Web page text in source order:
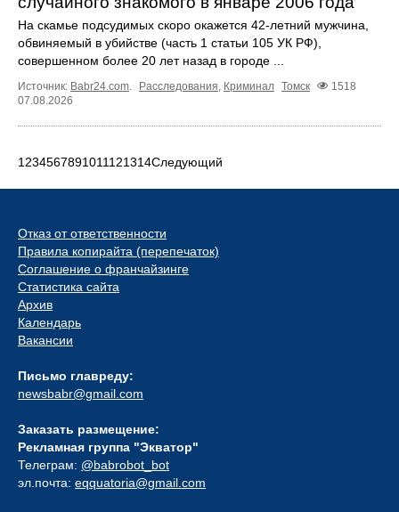
На скамье подсудимых скоро окажется 42-летний мужчина,
обвиняемый в убийстве (часть 1 статьи 105 УК РФ),
совершенном более 20 лет назад в городе ...
Источник: Babr24.com. Расследования, Криминал Томск
1518
07.08.2026
1234567891011121314Следующий
Отказ от ответственности
Правила копирайта (перепечаток)
Соглашение о франчайзинге
Статистика сайта
Архив
Календарь
Вакансии
Письмо главреду:
newsbabr@gmail.com
Заказать размещение:
Рекламная группа "Экватор"
Телеграм: @babrobot_bot
эл.почта: eqquatoria@gmail.com